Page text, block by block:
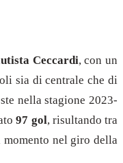
Ceccardi, con un
sia di centrale che di
nella stagione 2023-
97 gol, risultando tra
momento nel giro della